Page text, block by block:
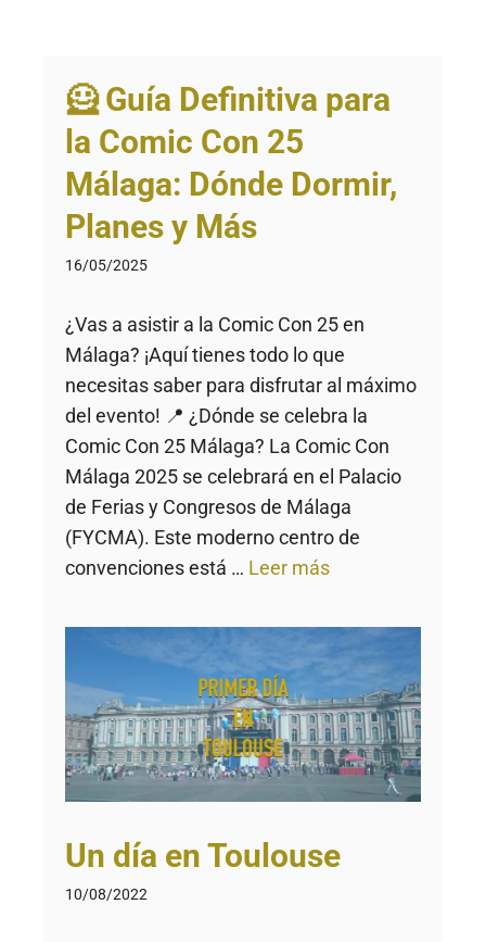
🦸 Guía Definitiva para
la Comic Con 25
Málaga: Dónde Dormir,
Planes y Más
16/05/2025
¿Vas a asistir a la Comic Con 25 en
Málaga? ¡Aquí tienes todo lo que
necesitas saber para disfrutar al máximo
del evento! 📍 ¿Dónde se celebra la
Comic Con 25 Málaga? La Comic Con
Málaga 2025 se celebrará en el Palacio
de Ferias y Congresos de Málaga
(FYCMA). Este moderno centro de
convenciones está … Leer más
Un día en Toulouse
10/08/2022